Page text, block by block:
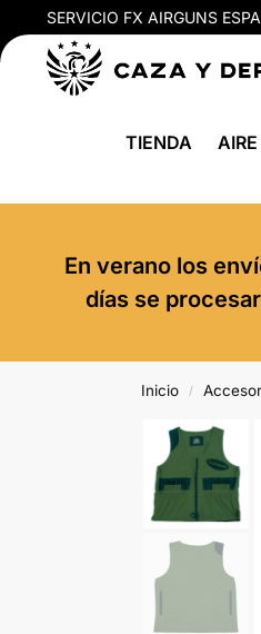
SERVICIO FX AIRGUNS
TIENDA
En verano los
días se
Inicio /